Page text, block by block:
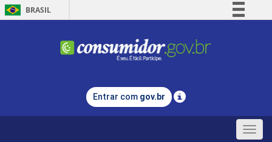
BRASIL
Comunica BR
Legislação
Entrar com gov.br
Toggle